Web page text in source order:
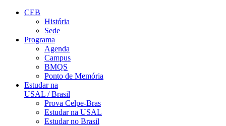
CEB
História
Sede
Programa
Agenda
Campus
BMQS
Ponto de Memória
Estudar na
USAL / Brasil
Prova Celpe-Bras
Estudar na USAL
Estudar no Brasil